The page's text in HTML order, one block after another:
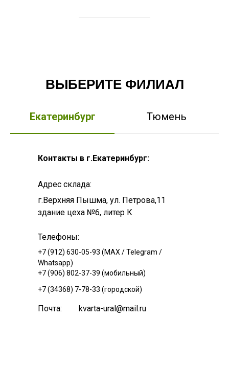
ВЫБЕРИТЕ ФИЛИАЛ
Екатеринбург Тюмень
Адрес склада:
Контакты в г.Екатеринбург:
Телефоны:
г.Верхняя Пышма, ул. Петрова,11
здание цеха №6, литер К
Почта: kvarta-ural@mail.ru
+7 (912) 630-05-93 (MAX / Telegram /
Whatsapp)
+7 (906) 802-37-39 (мобильный)
+7 (34368) 7-78-33 (городской)